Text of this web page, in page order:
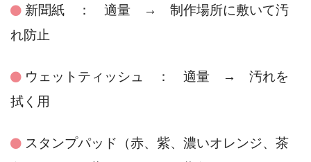
新聞紙 ： 適量 → 制作場所に敷いて汚
れ防止
ウェットティッシュ ： 適量 → 汚れを
拭く用
スタンプパッド（赤、紫、濃いオレンジ、茶